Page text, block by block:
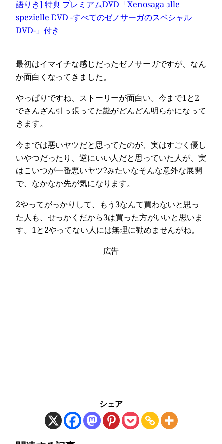
最初はイマイチな感じだったゼノサーガですが、なん
か面白くなってきました。
やっぱりですね、ストーリーが面白い。今まで1と2
でさんざん引っ張ってた謎がどんどん明らかになって
きます。
今までは悪いヤツだと思ってたのが、実はすごく優し
いやつだったり、逆にいい人だと思っていた人が、実
はこいつが一番悪いヤツ?みたいなそんな意外な展開
で、なかなか先が気になります。
2やってがっかりして、もう3なんて買わないと思っ
た人も、せっかくだから3は買った方がいいと思いま
す。1と2やってない人には無理に勧めませんがね。
広告
シェア